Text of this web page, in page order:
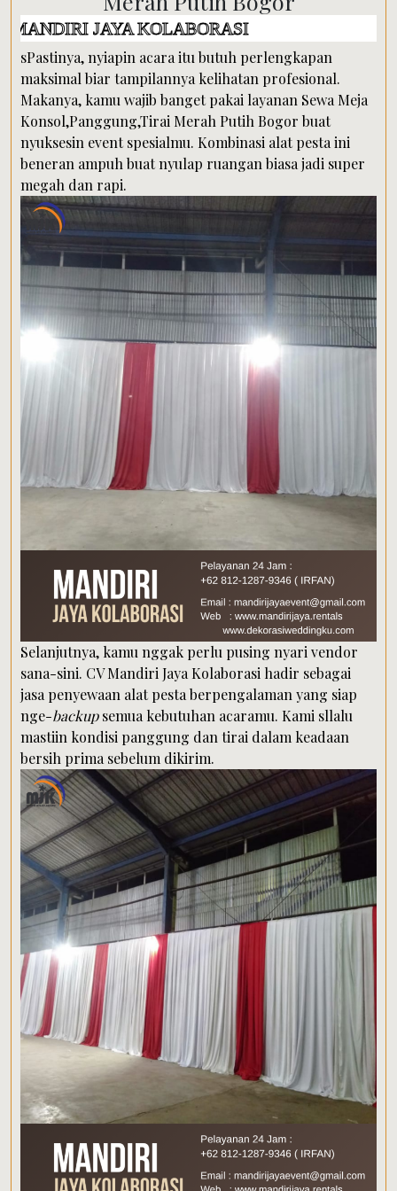
KOLABORASI
sPastinya, nyiapin acara itu butuh perlengkapan
maksimal biar tampilannya kelihatan profesional.
Makanya, kamu wajib banget pakai layanan Sewa Meja
Konsol,Panggung,Tirai Merah Putih Bogor buat
nyuksesin event spesialmu. Kombinasi alat pesta ini
beneran ampuh buat nyulap ruangan biasa jadi super
megah dan rapi.
Selanjutnya, kamu nggak perlu pusing nyari vendor
sana-sini. CV Mandiri Jaya Kolaborasi hadir sebagai
jasa penyewaan alat pesta berpengalaman yang siap
nge-backupsemua kebutuhan acaramu. Kami sllalu
mastiin kondisi panggung dan tirai dalam keadaan
bersih prima sebelum dikirim.